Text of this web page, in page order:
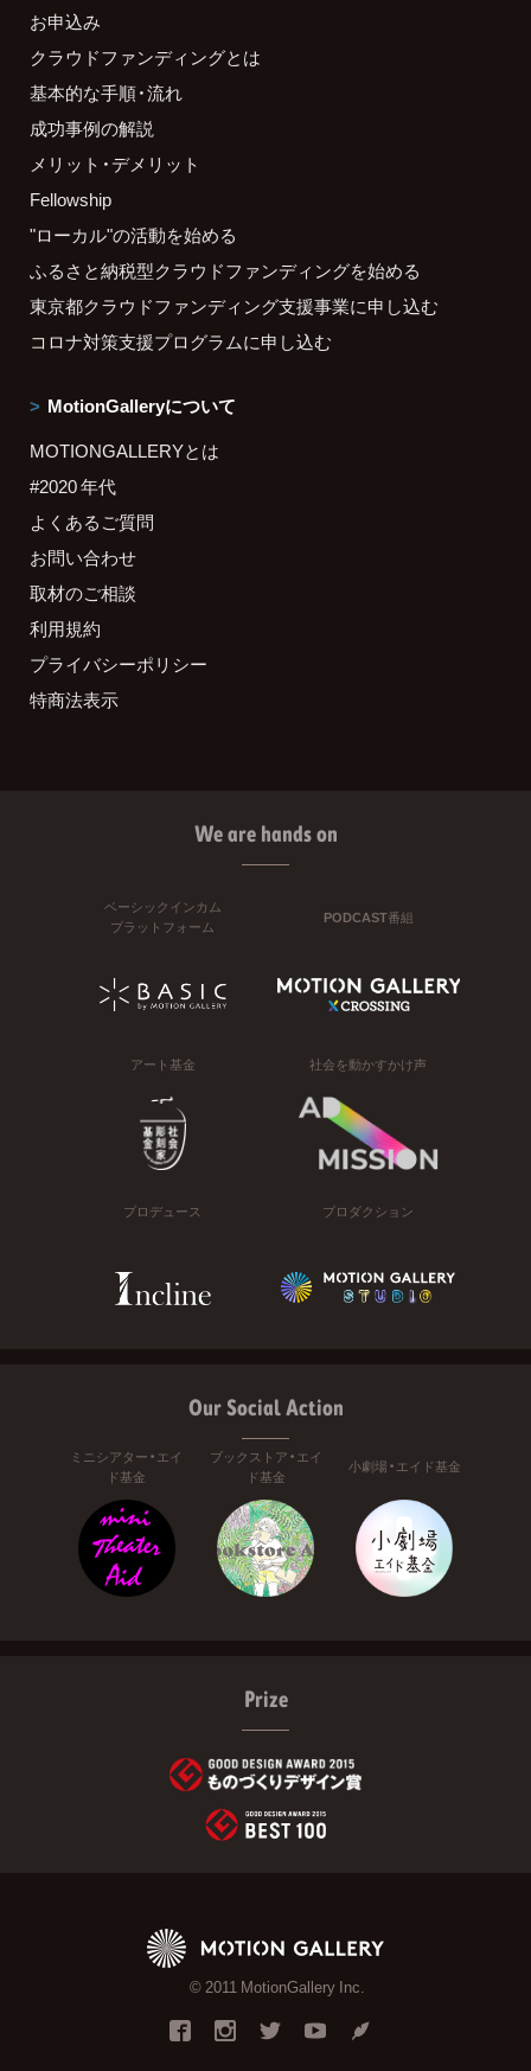
お申込み
クラウドファンディングとは
基本的な手順・流れ
成功事例の解説
メリット・デメリット
Fellowship
"ローカル"の活動を始める
ふるさと納税型クラウドファンディングを始める
東京都クラウドファンディング支援事業に申し込む
コロナ対策支援プログラムに申し込む
MotionGalleryについて
MOTIONGALLERYとは
#2020 年代
よくあるご質問
お問い合わせ
取材のご相談
利用規約
プライバシーポリシー
特商法表示
We are hands on
ベーシックインカム
プラットフォーム
PODCAST番組
アート基金 社会を動かすかけ声
プロデュース プロダクション
Our Social Action
ミニシアター・エイ
ド基金
ブックストア・エイ
ド基金
小劇場・エイド基金
Prize
© 2011 MotionGallery Inc.